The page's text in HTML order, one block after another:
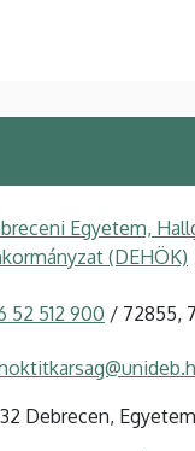
Egyetem,
(DEHÖK)
52 512 900 / 72855,
Debrecen,